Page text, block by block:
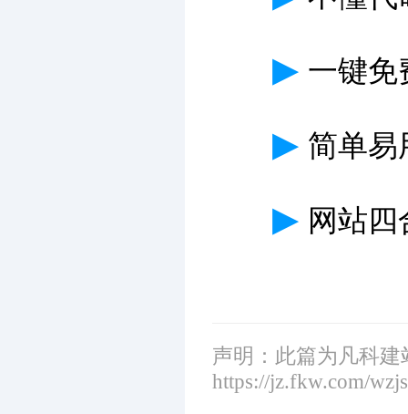
▶ 一键免
▶ 简单易
▶ 网站四
声明：此篇为凡科
https://jz.fkw.com/